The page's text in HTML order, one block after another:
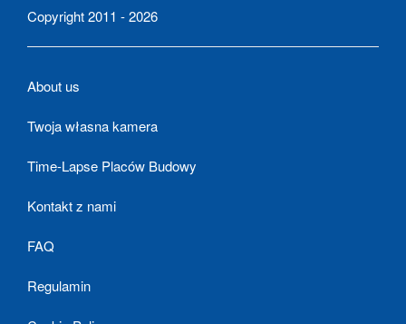
Copyright 2011 - 2026
About us
Twoja własna kamera
Time-Lapse Placów Budowy
Kontakt z nami
FAQ
Regulamin